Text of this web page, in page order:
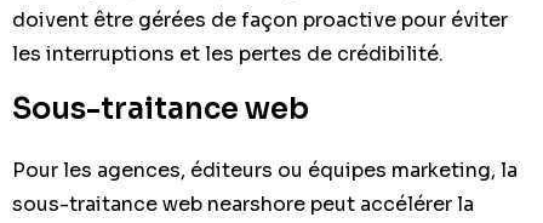
doivent être gérées de façon proactive pour éviter
les interruptions et les pertes de crédibilité.
Sous-traitance web
Pour les agences, éditeurs ou équipes marketing, la
sous-traitance web nearshore peut accélérer la